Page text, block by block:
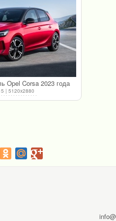
Opel Corsa 2023 года
| 5120x2880